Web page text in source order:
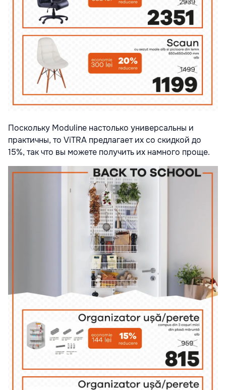
Поскольку Moduline настолько универсальны и
практичны, то ViTRA предлагает их со скидкой до
15%, так что вы можете получить их намного проще.